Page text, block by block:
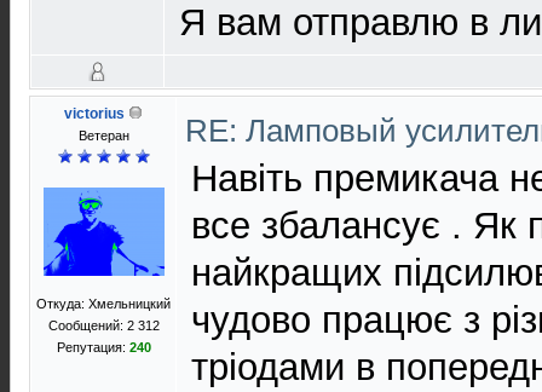
Я вам отправлю в
victorius
Ветеран
Откуда: Хмельницкий
Сообщений: 2 312
Репутация: 240
RE: Ламповый
Навіть премикача
все збалансує . Як
найкращих
чудово працює з
тріодами в